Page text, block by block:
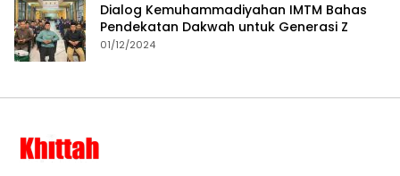
Dialog Kemuhammadiyahan IMTM Bahas
Pendekatan Dakwah untuk Generasi Z
01/12/2024